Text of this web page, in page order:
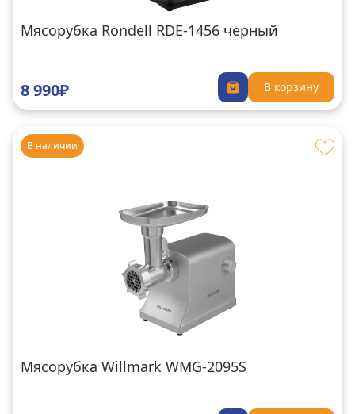
Мясорубка Rondell RDE-1456 черный
8 990₽ В корзину
В наличии
Мясорубка Willmark WMG-2095S